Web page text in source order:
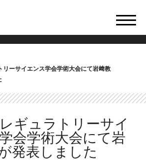
リーサイエンス学会学術大会にて岩﨑教
ギュラトリーサイ
会学術大会にて岩
発表しました